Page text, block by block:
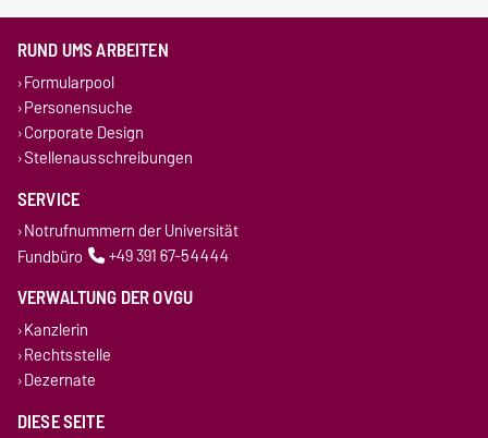
RUND UMS ARBEITEN
Formularpool
Personensuche
Corporate Design
Stellenausschreibungen
SERVICE
Notrufnummern der Universität
Fundbüro
+49 391 67-54444
VERWALTUNG DER OVGU
Kanzlerin
Rechtsstelle
Dezernate
DIESE SEITE